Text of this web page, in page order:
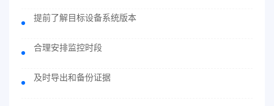
提前了解目标设备系统版本
合理安排监控时段
及时导出和备份证据